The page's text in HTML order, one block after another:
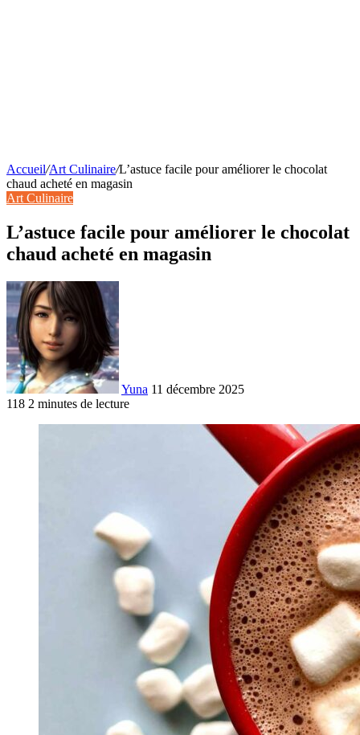
Accueil/Art Culinaire/L’astuce facile pour améliorer le chocolat
chaud acheté en magasin
Art Culinaire
L’astuce facile pour améliorer le chocolat
chaud acheté en magasin
Yuna 11 décembre 2025
118 2 minutes de lecture